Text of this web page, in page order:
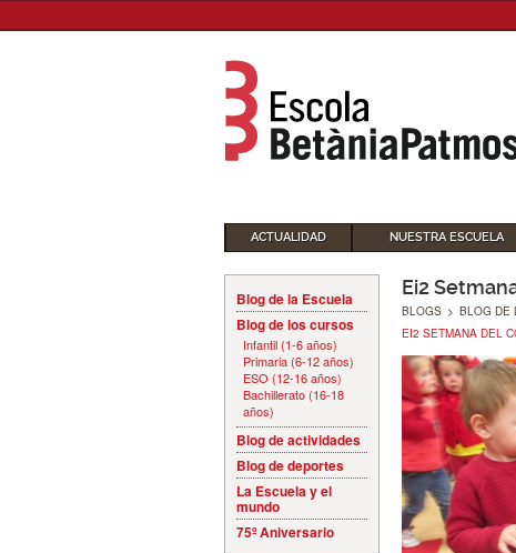
ACTUALIDAD NUESTRA ESCUELA
Blog de la Escuela
Blog de los cursos
Infantil (1-6 años)
Primaria (6-12 años)
ESO (12-16 años)
Bachillerato (16-18
años)
Blog de actividades
Blog de deportes
La Escuela y el
mundo
75º Aniversario
Ei2
BLOGS > BLOG DE
EI2 SETMANA DEL